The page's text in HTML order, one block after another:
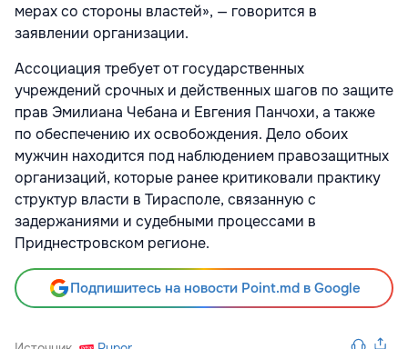
мерах со стороны властей», — говорится в
заявлении организации.
Ассоциация требует от государственных
учреждений срочных и действенных шагов по защите
прав Эмилиана Чебана и Евгения Панчохи, а также
по обеспечению их освобождения. Дело обоих
мужчин находится под наблюдением правозащитных
организаций, которые ранее критиковали практику
структур власти в Тирасполе, связанную с
задержаниями и судебными процессами в
Приднестровском регионе.
Подпишитесь на новости Point.md в Google